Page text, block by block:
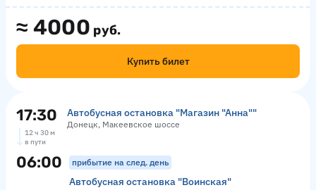
≈ 4000 руб.
Купить билет
17:30 Автобусная остановка "Магазин "Анна""
Донецк, Макеевское шоссе
12 ч 30 м
в пути
06:00 прибытие на след. день
Автобусная остановка "Воинская"